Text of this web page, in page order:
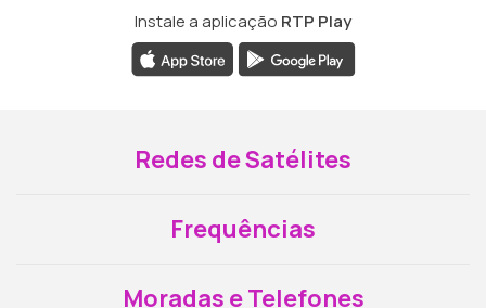
Instale a aplicação RTP Play
Redes de Satélites
Frequências
Moradas e Telefones